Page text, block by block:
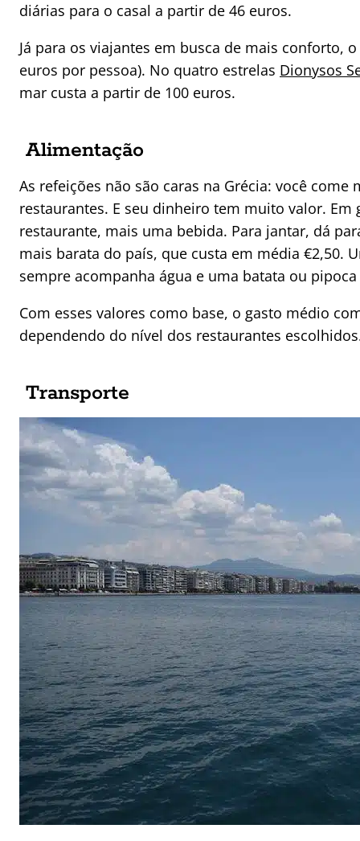
diárias para o casal a partir de 46 euros.
Já para os viajantes em busca de mais conforto,
euros por pessoa). No quatro estrelas Dionysos
mar custa a partir de 100 euros.
Alimentação
As refeições não são caras na Grécia: você
restaurantes. E seu dinheiro tem muito valor.
restaurante, mais uma bebida. Para jantar, dá
mais barata do país, que custa em média €2,50.
sempre acompanha água e uma batata ou
Com esses valores como base, o gasto médio
dependendo do nível dos restaurantes
Transporte